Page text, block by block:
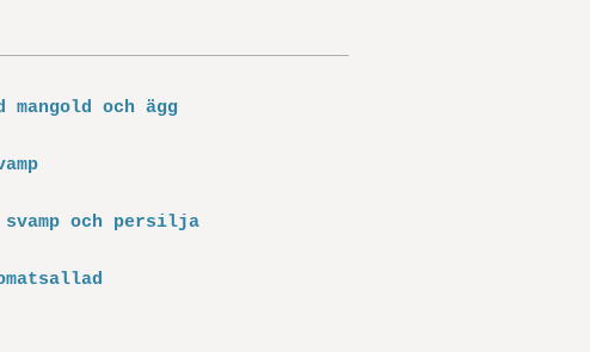
mangold och ägg
svamp och persilja